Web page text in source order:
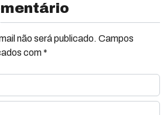
não será publicado. Campos
com *